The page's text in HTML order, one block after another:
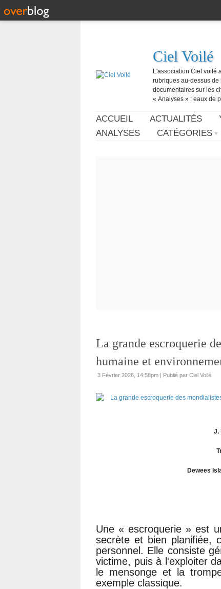
Ciel Voilé
L'association Ciel voilé
rubriques au-dessus de
documentaires sur les
« Analyses » : eaux de
ACCUEIL ACTUALITÉS
ANALYSES
CATÉGORIES
La grande escroquerie
humaine et
3 Février 2026, 14:58pm | Publié par Ciel Voilé
J.
Dewees
Une « escroquerie » est
secrète et bien planifiée,
personnel. Elle consiste
victime, puis à l'exploiter
le mensonge et la
exemple classique.